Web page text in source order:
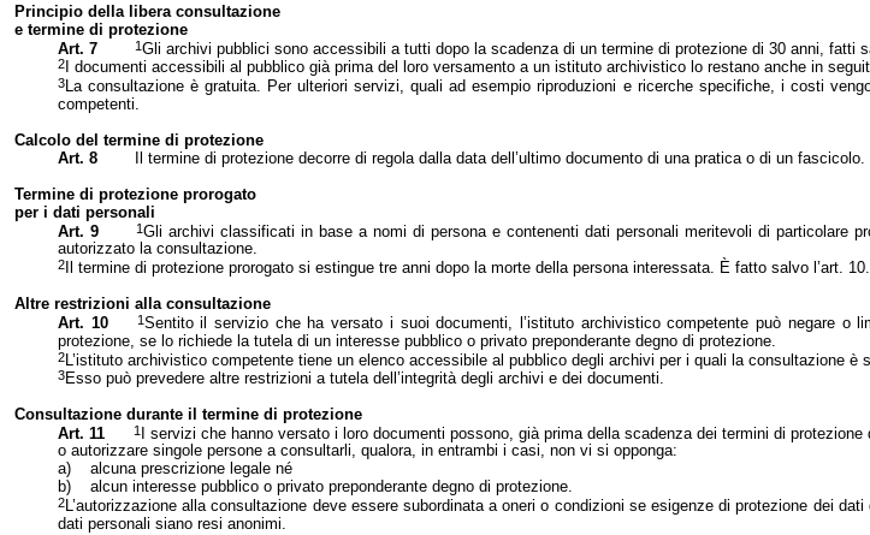
Principio della libera consultazione
e termine di protezione
Art. 7
1Gli archivi pubblici sono accessibili a tutti dopo la scadenza di un termine di protezione di 30 anni, fatti
2 I documenti accessibili al pubblico già prima del loro versamento a un istituto archivistico lo restano anche in
3La consultazione è gratuita. Per ulteriori servizi, quali ad esempio riproduzioni e ricerche specifiche, i costi
competenti.
Calcolo del termine di protezione
Art. 8
Il termine di protezione decorre di regola dalla data dell’ultimo documento di una pratica o di un fascicolo.
Termine di protezione prorogato
per i dati personali
Art. 9
1Gli archivi classificati in base a nomi di persona e contenenti dati personali meritevoli di particolare
autorizzato la consultazione.
2
Il termine di protezione prorogato si estingue tre anni dopo la morte della persona interessata. È fatto salvo l’art. 10.
Altre restrizioni alla consultazione
Art. 10
1Sentito il servizio che ha versato i suoi documenti, l’istituto archivistico competente può negare
protezione, se lo richiede la tutela di un interesse pubblico o privato preponderante degno di protezione.
2L’istituto archivistico competente tiene un elenco accessibile al pubblico degli archivi per i quali la consultazione
3Esso può prevedere altre restrizioni a tutela dell’integrità degli archivi e dei documenti.
Consultazione durante il termine di protezione
Art. 11
1I servizi che hanno versato i loro documenti possono, già prima della scadenza dei termini di
o autorizzare singole persone a consultarli, qualora, in entrambi i casi, non vi si opponga:
a)
alcuna prescrizione legale né
b)
alcun interesse pubblico o privato preponderante degno di protezione.
2L’autorizzazione alla consultazione deve essere subordinata a oneri o condizioni se esigenze di protezione dei
dati personali siano resi anonimi.